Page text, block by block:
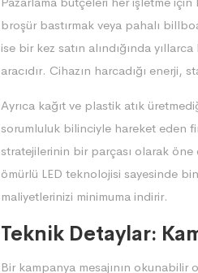
broşür bastırmak veya pahalı
ise bir kez satın alındığında
aracıdır. Cihazın harcadığı
Ayrıca kağıt ve plastik atık
sorumluluk bilinciyle hareket eden
stratejilerinin bir parçası olarak öne
ömürlü LED teknolojisi sayesinde
maliyetlerinizi minimuma indirir.
Teknik Detaylar:
Bir kampanya mesajının okunabilir